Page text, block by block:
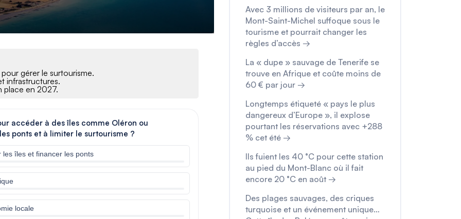
gérer le surtourisme.
infrastructures.
place en 2027.
accéder à des îles comme Oléron ou
ponts et à limiter le surtourisme ?
les îles et financer les ponts
locale
Avec 3 millions de visiteurs par an, le
Mont-Saint-Michel suffoque sous le
tourisme et pourrait changer les
règles d’accès →
La « dupe » sauvage de Tenerife se
trouve en Afrique et coûte moins de
60 € par jour →
Longtemps étiqueté « pays le plus
dangereux d’Europe », il explose
pourtant les réservations avec +288
% cet été →
Ils fuient les 40 °C pour cette station
au pied du Mont-Blanc où il fait
encore 20 °C en août →
Des plages sauvages, des criques
turquoise et un événement unique…